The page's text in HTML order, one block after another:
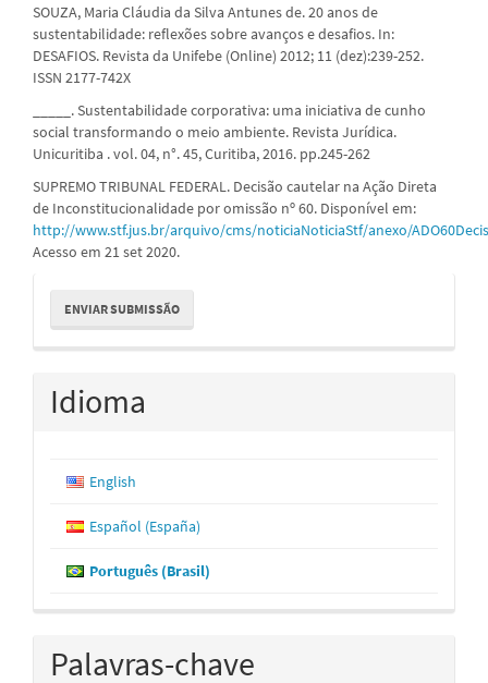
SOUZA, Maria Cláudia da Silva Antunes de. 20 anos de
sustentabilidade: reflexões sobre avanços e desafios. In:
DESAFIOS. Revista da Unifebe (Online) 2012; 11 (dez):239-252.
ISSN 2177-742X
_____. Sustentabilidade corporativa: uma iniciativa de cunho
social transformando o meio ambiente. Revista Jurídica.
Unicuritiba . vol. 04, n°. 45, Curitiba, 2016. pp.245-262
SUPREMO TRIBUNAL FEDERAL. Decisão cautelar na Ação Direta
de Inconstitucionalidade por omissão nº 60. Disponível em:
http://www.stf.jus.br/arquivo/cms/noticiaNoticiaStf/anexo/
Acesso em 21 set 2020.
Enviar
Submissão
ENVIAR SUBMISSÃO
Idioma
English
Español (España)
Português (Brasil)
Palavras-chave